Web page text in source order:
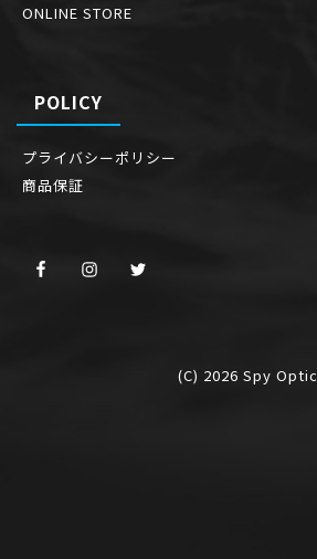
ONLINE STORE
POLICY
プライバシーポリシー
商品保証
(C) 2026 Spy Optic